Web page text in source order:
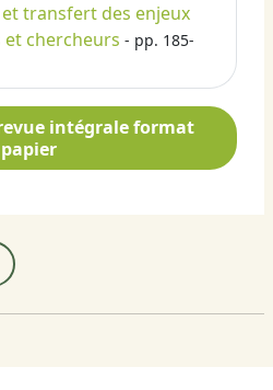
transfert des enjeux
chercheurs - pp. 185-
intégrale format
papier